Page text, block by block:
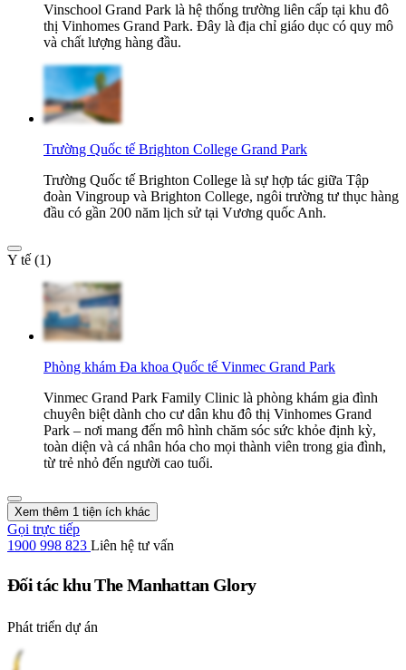
Vinschool Grand Park là hệ thống trường liên cấp tại khu đô
thị Vinhomes Grand Park. Đây là địa chỉ giáo dục có quy mô
và chất lượng hàng đầu.
Trường Quốc tế Brighton College Grand Park
Trường Quốc tế Brighton College là sự hợp tác giữa Tập
đoàn Vingroup và Brighton College, ngôi trường tư thục hàng
đầu có gần 200 năm lịch sử tại Vương quốc Anh.
Y tế (1)
Phòng khám Đa khoa Quốc tế Vinmec Grand Park
Vinmec Grand Park Family Clinic là phòng khám gia đình
chuyên biệt dành cho cư dân khu đô thị Vinhomes Grand
Park – nơi mang đến mô hình chăm sóc sức khỏe định kỳ,
toàn diện và cá nhân hóa cho mọi thành viên trong gia đình,
từ trẻ nhỏ đến người cao tuổi.
Xem thêm 1 tiện ích khác
Gọi trực tiếp
1900 998 823 Liên hệ tư vấn
Đối tác khu The Manhattan Glory
Phát triển dự án